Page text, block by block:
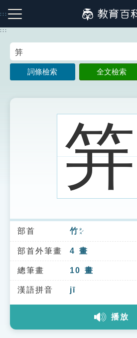
到
主
:::
注音索引圖示 筆畫索引圖示
索引選單
知識索引
單字索引
生命大百科索引
:::
詞條檢索 全文檢索
笄
部首 竹 ㄓㄨˊ
部首外筆畫 4 畫
總筆畫 10 畫
漢語拼音 jī
播放